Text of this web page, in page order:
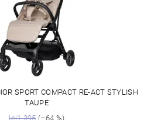
SPORT COMPACT RE-ACT STYLISH
TAUPE
lei1 395(–64 %)